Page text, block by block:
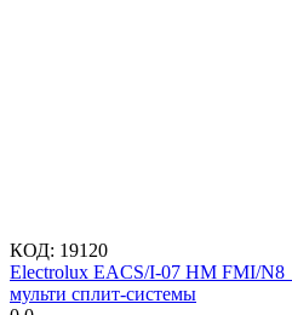
КОД: 19120
Electrolux EACS/I-07 HM FMI/
мульти сплит-системы